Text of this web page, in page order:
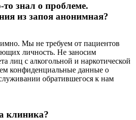
знал о проблеме.
из запоя анонимная?
Мы не требуем от пациентов
личность. Не заносим
лиц с алкогольной и наркотической
конфиденциальные данные о
обратившегося к нам
клиника?